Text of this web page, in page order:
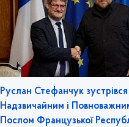
Руслан Стефанчук зустрівся
Надзвичайним і
Послом Французької